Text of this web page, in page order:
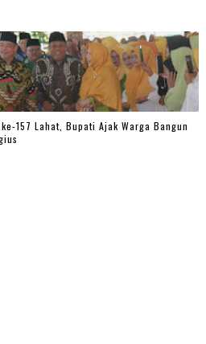
157 Lahat, Bupati Ajak Warga Bangun